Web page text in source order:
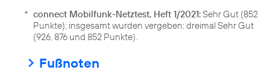
* connect Mobilfunk-Netztest, Heft 1/2021:Sehr Gut (852
Punkte); insgesamt wurden vergeben: dreimal Sehr Gut
(926, 876 und 852 Punkte).
Fußnoten